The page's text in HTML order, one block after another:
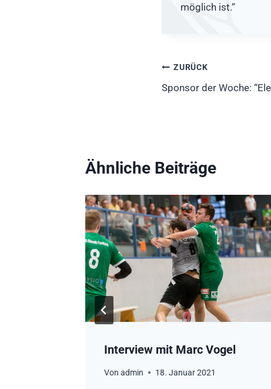
möglich ist.“
ZURÜCK
Sponsor der Woche:
Ähnliche Beiträge
Interview mit Marc Vogel
Von admin 18. Januar 2021